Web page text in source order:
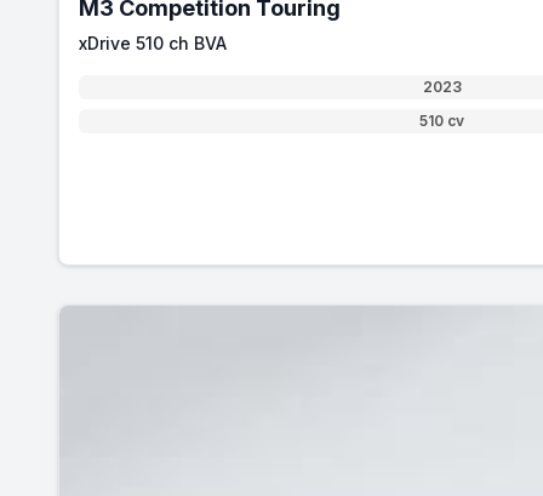
M3 Competition Touring
xDrive 510 ch BVA
2023
510 cv